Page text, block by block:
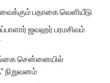
வைக்கும் பதாகை வெளியீடு
ஜவஹர் பரமசிவம்
சென்னையில்
நிறுவனம்